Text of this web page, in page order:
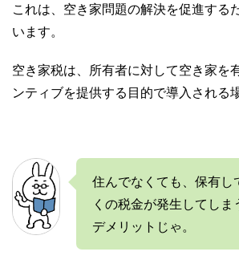
これは、空き家問題の解決を促進する
います。
空き家税は、所有者に対して空き家を
ンティブを提供する目的で導入される
住んでなくても、保有し
くの税金が発生してし
デメリットじゃ。